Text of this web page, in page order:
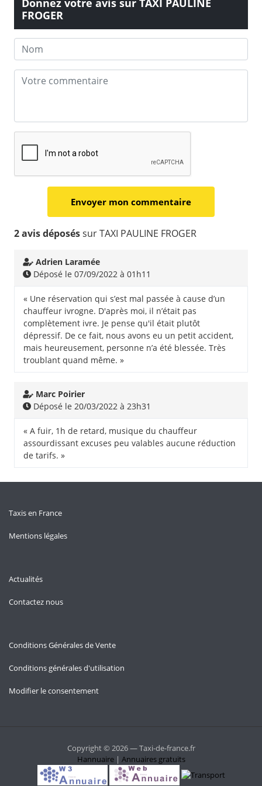
Donnez votre avis sur TAXI PAULINE
FROGER
2 avis déposéssur TAXI PAULINE FROGER
Adrien Laramée
Déposé le 07/09/2022 à 01h11
« Une réservation qui s’est mal passée à cause d’un
chauffeur ivrogne. D'après moi, il n’était pas
complètement ivre. Je pense qu'il était plutôt
dépressif. De ce fait, nous avons eu un petit accident,
mais heureusement, personne n’a été blessée. Très
troublant quand même. »
Marc Poirier
Déposé le 20/03/2022 à 23h31
« A fuir, 1h de retard, musique du chauffeur
assourdissant excuses peu valables aucune réduction
de tarifs. »
Taxis en France
Mentions légales
Actualités
Contactez nous
Conditions Générales de Vente
Conditions générales d'utilisation
Modifier le consentement
Copyright © 2026 — Taxi-de-france.fr
Hannuaire| Annuaires gratuits